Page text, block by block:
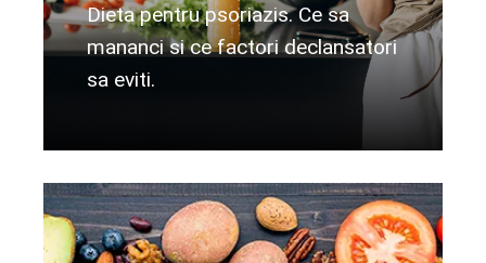
Dieta pentru psoriazis. Ce sa
mananci si ce factori declansatori
sa eviti.